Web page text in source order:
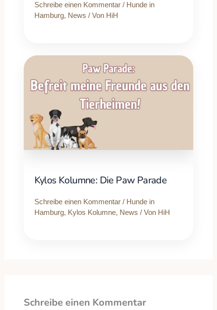
Schreibe einen Kommentar / Hunde in
Hamburg, News / Von HiH
Kylos Kolumne: Die Paw Parade
Schreibe einen Kommentar / Hunde in
Hamburg, Kylos Kolumne, News / Von HiH
Schreibe einen Kommentar